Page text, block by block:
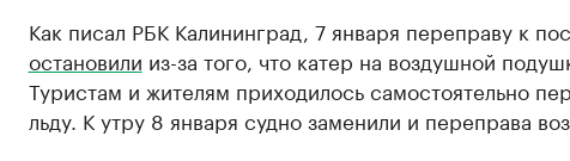
Как писал РБК Калининград, 7 января переправу к
остановили из-за того, что катер на воздушной
Туристам и жителям приходилось самостоятельно
льду. К утру 8 января судно заменили и переправа